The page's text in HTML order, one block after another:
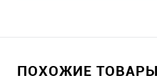
ПОХОЖИЕ